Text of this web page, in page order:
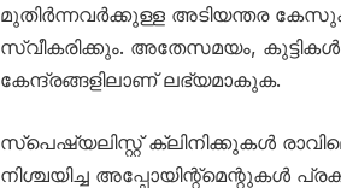
മുതിർന്നവർക്കുള്ള അടിയന്തര
സ്വീകരിക്കും. അതേസമയം,
കേന്ദ്രങ്ങളിലാണ് ലഭ്യമാകുക.
സ്പെഷ്യലിസ്റ്റ് ക്ലിനിക്കുകൾ
നിശ്ചയിച്ച അപ്പോയിന്റ്മെന്റുകൾ